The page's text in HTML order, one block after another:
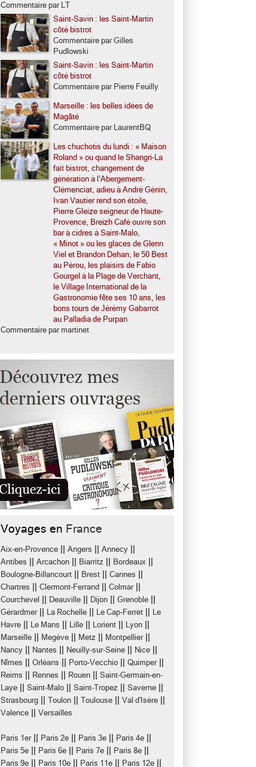
Commentaire par LT
Saint-Savin : les Saint-Martin
côté bistrot
Commentaire par Gilles
Pudlowski
Saint-Savin : les Saint-Martin
côté bistrot
Commentaire par Pierre Feuilly
Marseille : les belles idées de
Magâté
Commentaire par LaurentBQ
Les chuchotis du lundi : « Maison
Roland » ou quand le Shangri-La
fait bistrot, changement de
génération à l’Abergement-
Clémenciat, adieu à André Génin,
Ivan Vautier rend son étoile,
Pierre Gleize seigneur de Haute-
Provence, Breizh Café ouvre son
bar à cidres à Saint-Malo,
« Minot » ou les glaces de Glenn
Viel et Brandon Dehan, le 50 Best
au Pérou, les plaisirs de Fabio
Gourgel à la Plage de Verchant,
le Village International de la
Gastronomie fête ses 10 ans, les
bons tours de Jérémy Gabarrot
au Palladia de Purpan
Commentaire par martinet
Voyages en France
Aix-en-Provence Angers Annecy
Antibes Arcachon Biarritz Bordeaux
Boulogne-Billancourt Brest Cannes
Chartres Clermont-Ferrand Colmar||
Courchevel Deauville Dijon Grenoble
Gérardmer|| La Rochelle Le Cap-Ferret
Le
Havre
Le Mans Lille Lorient Lyon
Marseille Megève Metz Montpellier||
Nancy Nantes Neuilly-sur-Seine Nice
Nîmes Orléans Porto-Vecchio Quimper||
Reims Rennes Rouen
Saint-Germain-en-
Laye
Saint-Malo Saint-Tropez Saverne
Strasbourg Toulon Toulouse Val d'Isère
Valence Versailles
Paris 1er|| Paris 2e Paris 3e Paris 4e
Paris 5e Paris 6e Paris 7e Paris 8e
Paris 9e Paris 10e Paris 11e Paris 12e